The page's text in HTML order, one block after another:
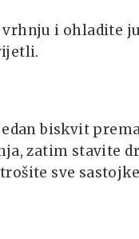
i ohladite
biskvit
zatim stavite
sve